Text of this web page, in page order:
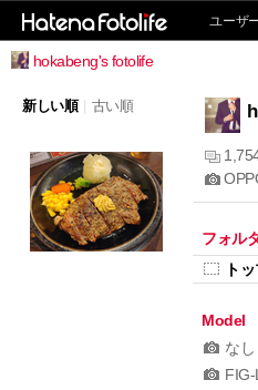
ユーザ
hokabeng's fotolife
新しい順 古い順
フォル
ト
Model
なし
FIG-